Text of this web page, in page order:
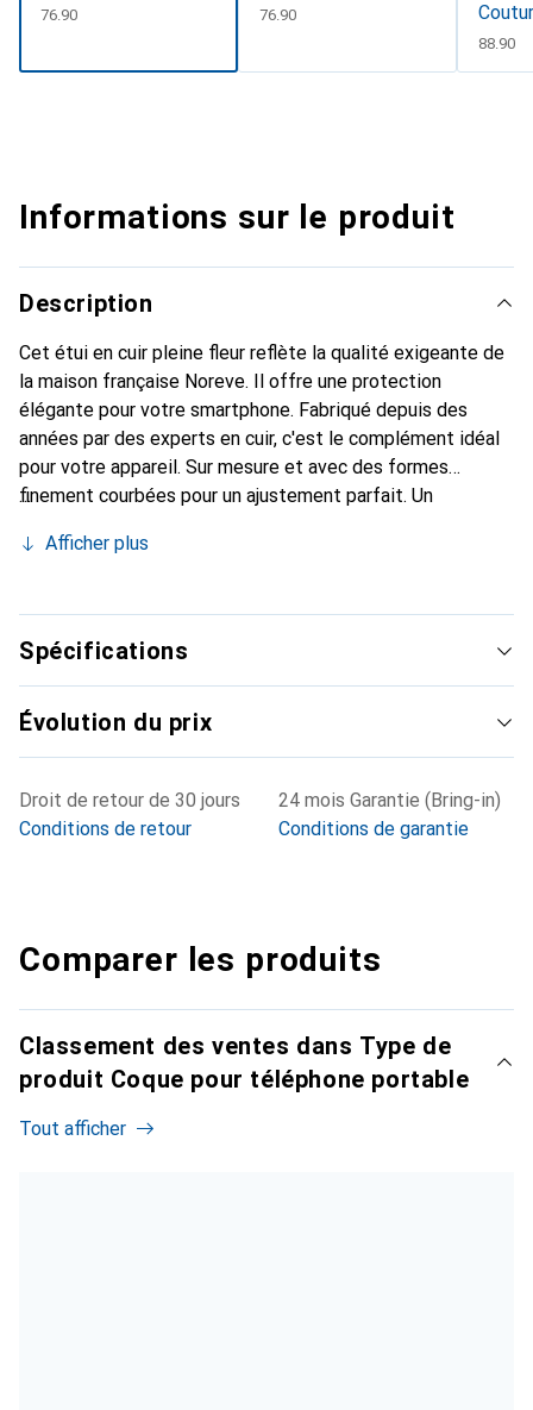
CHF
76.90 CHF
76.90
CHF
88.90
Informations sur le produit
Description
Cet étui en cuir pleine fleur reflète la qualité exigeante de
la maison française Noreve. Il offre une protection
élégante pour votre smartphone. Fabriqué depuis des
années par des experts en cuir, c'est le complément idéal
pour votre appareil. Sur mesure et avec des formes
finement courbées pour un ajustement parfait. Un
La marque Noreve est reconnue internationalement pour
choix pour le client exigeant.
Afficher plus
Spécifications
Évolution du prix
Droit de retour de 30 jours
Conditions de retour
24 mois Garantie (Bring-in)
Conditions de garantie
Comparer les produits
Classement des ventes dans Type de
produit Coque pour téléphone portable
Tout afficher